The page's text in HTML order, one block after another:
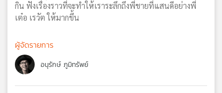
กิน ฟังเรื่องราวที่จะทำให้เราระลึกถึงพี่ชายที่แสนดีอย่างพี่
เต๋อ เรวัต ให้มากขึ้น
ผู้จัดรายการ
อนุรักษ์ ภูมิทรัพย์